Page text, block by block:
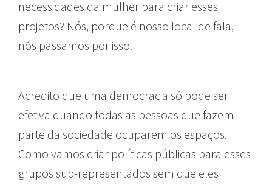
necessidades da mulher para criar esses
projetos? Nós, porque é nosso local de fala,
nós passamos por isso.
Acredito que uma democracia só pode ser
efetiva quando todas as pessoas que fazem
parte da sociedade ocuparem os espaços.
Como vamos criar políticas públicas para esses
grupos sub-representados sem que eles